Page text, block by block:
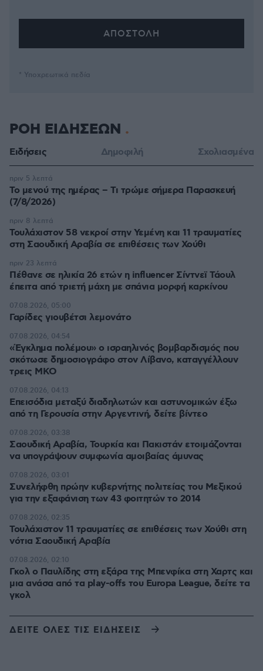
* Υποχρεωτικά πεδία
ΡΟΗ ΕΙΔΗΣΕΩΝ
Ειδήσεις Δημοφιλή Σχολιασμένα
Το μενού της ημέρας – Τι τρώμε σήμερα Παρασκευή
(7/8/2026)
πριν 5 λεπτά
Τουλάχιστον 58 νεκροί στην Υεμένη και 11 τραυματίες
στη Σαουδική Αραβία σε επιθέσεις των Χούθι
πριν 8 λεπτά
Πέθανε σε ηλικία 26 ετών η influencer Σίντνεϊ Τάουλ
έπειτα από τριετή μάχη με σπάνια μορφή καρκίνου
πριν 23 λεπτά
Γαρίδες γιουβέτσι λεμονάτο
07.08.2026, 05:00
«Έγκλημα πολέμου» ο ισραηλινός βομβαρδισμός που
σκότωσε δημοσιογράφο στον Λίβανο, καταγγέλλουν
τρεις ΜΚΟ
07.08.2026, 04:54
Επεισόδια μεταξύ διαδηλωτών και αστυνομικών έξω
από τη Γερουσία στην Αργεντινή, δείτε βίντεο
07.08.2026, 04:13
Σαουδική Αραβία, Τουρκία και Πακιστάν ετοιμάζονται
να υπογράψουν συμφωνία αμοιβαίας άμυνας
07.08.2026, 03:38
Συνελήφθη πρώην κυβερνήτης πολιτείας του Μεξικού
για την εξαφάνιση των 43 φοιτητών το 2014
07.08.2026, 03:01
Τουλάχιστον 11 τραυματίες σε επιθέσεις των Χούθι στη
νότια Σαουδική Αραβία
07.08.2026, 02:35
Γκολ ο Παυλίδης στη εξάρα της Μπενφίκα στη Χαρτς και
μια ανάσα από τα play-offs του Europa League, δείτε τα
γκολ
07.08.2026, 02:10
ΔΕΙΤΕ ΟΛΕΣ ΤΙΣ ΕΙΔΗΣΕΙΣ